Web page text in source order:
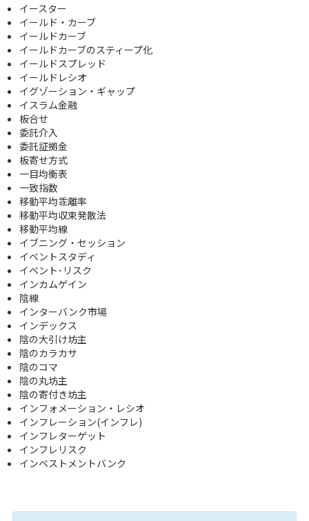
イースター
イールド・カーブ
イールドカーブ
イールドカーブのスティープ化
イールドスプレッド
イールドレシオ
イグゾーション・ギャップ
イスラム金融
板合せ
委託介入
委託証拠金
板寄せ方式
一目均衡表
一致指数
移動平均乖離率
移動平均収束発散法
移動平均線
イブニング・セッション
イベントスタディ
イベント･リスク
インカムゲイン
陰線
インターバンク市場
インデックス
陰の大引け坊主
陰のカラカサ
陰のコマ
陰の丸坊主
陰の寄付き坊主
インフォメーション・レシオ
インフレーション(インフレ)
インフレターゲット
インフレリスク
インベストメントバンク